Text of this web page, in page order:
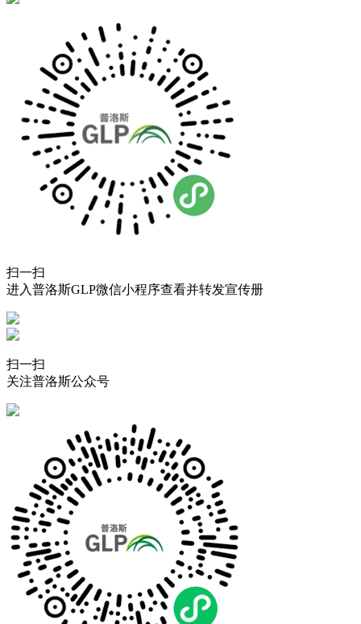
扫一扫
进入普洛斯GLP微信小程序查看并转发宣传册
扫一扫
关注普洛斯公众号